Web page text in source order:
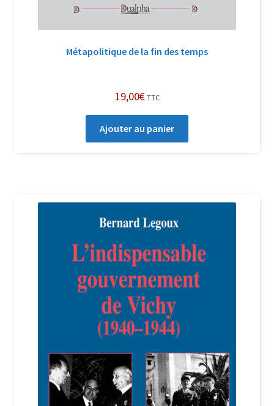
Métapolitique de la fin des temps
19,00€ TTC
Ajouter au panier